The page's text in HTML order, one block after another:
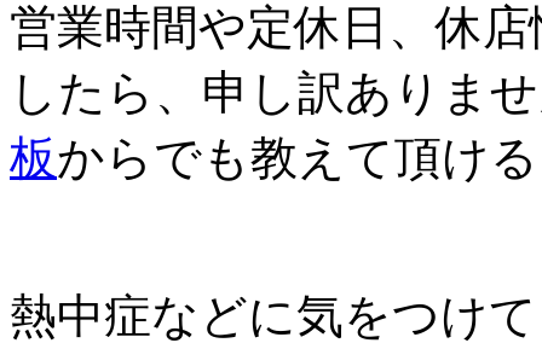
営業時間や定休日、休
したら、申し訳ありま
板からでも教えて頂け
熱中症などに気をつけ